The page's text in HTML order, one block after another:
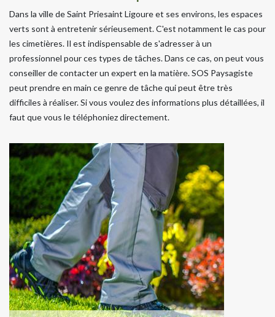
Dans la ville de Saint Priesaint Ligoure et ses environs, les espaces
verts sont à entretenir sérieusement. C'est notamment le cas pour
les cimetières. Il est indispensable de s'adresser à un
professionnel pour ces types de tâches. Dans ce cas, on peut vous
conseiller de contacter un expert en la matière. SOS Paysagiste
peut prendre en main ce genre de tâche qui peut être très
difficiles à réaliser. Si vous voulez des informations plus détaillées, il
faut que vous le téléphoniez directement.